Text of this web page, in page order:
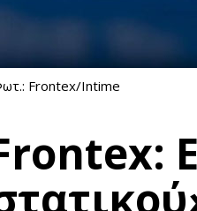
Frontex/Intime